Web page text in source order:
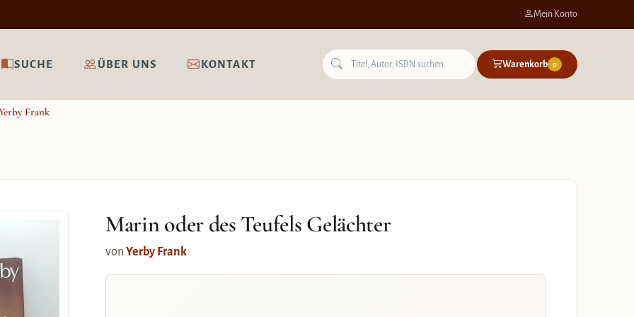
Mein Konto
SUCHE ÜBER UNS KONTAKT Warenkorb 0
Frank
Marin oder des Teufels Gelächter
von Yerby Frank